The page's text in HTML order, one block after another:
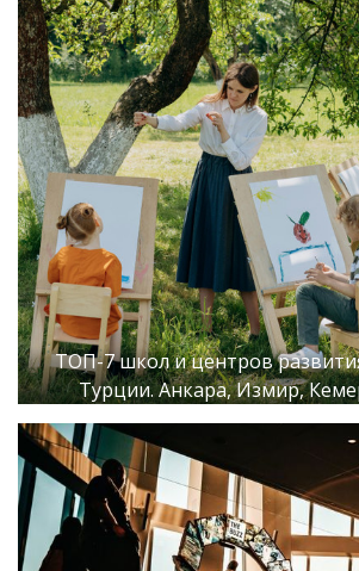
ТОП-7 школ и центров
Турции. Анкара, Измир,